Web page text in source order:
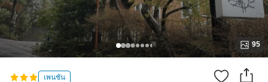
95
เพนชัน